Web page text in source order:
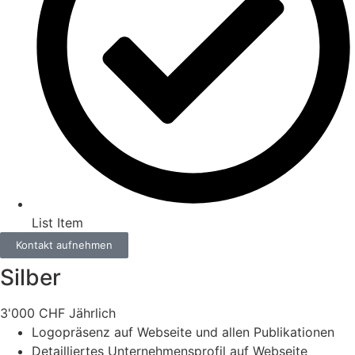
List Item
Kontakt aufnehmen
Silber
3'000 CHF Jährlich
Logopräsenz auf Webseite und allen Publikationen
Detailliertes Unternehmensprofil auf Webseite